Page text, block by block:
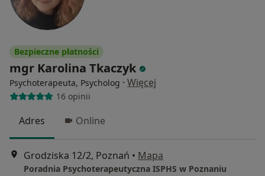
Bezpieczne płatności
mgr Karolina Tkaczyk
Psychoterapeuta, Psycholog · Więcej
16 opinii
Adres Online
Grodziska 12/2, Poznań • Mapa
Poradnia Psychoterapeutyczna ISPHS w Poznaniu